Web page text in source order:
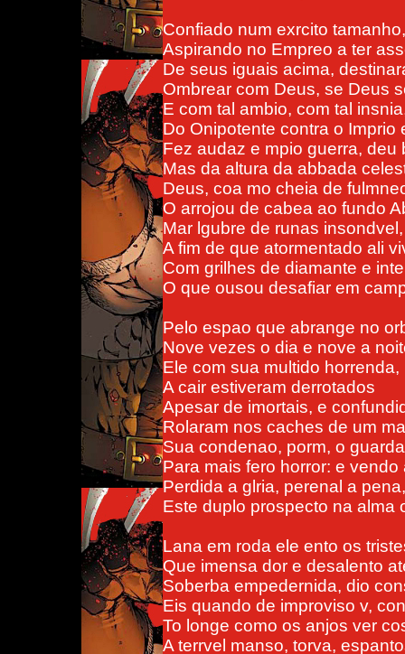
Confiado num exrcito tamanho,
Aspirando no Empreo a ter
De seus iguais acima,
Ombrear com Deus, se Deus
E com tal ambio, com tal
Do Onipotente contra o Imprio
Fez audaz e mpio guerra, deu
Mas da altura da abbada
Deus, coa mo cheia de
O arrojou de cabea ao fundo
Mar lgubre de runas insondvel,
A fim de que atormentado ali
Com grilhes de diamante e
O que ousou desafiar em
Pelo espao que abrange no
Nove vezes o dia e nove a
Ele com sua multido horrenda,
A cair estiveram derrotados
Apesar de imortais, e
Rolaram nos caches de um
Sua condenao, porm, o guarda
Para mais fero horror: e vendo
Perdida a glria, perenal a pena,
Este duplo prospecto na alma
Lana em roda ele ento os
Que imensa dor e desalento
Soberba empedernida, dio
Eis quando de improviso v,
To longe como os anjos ver
A terrvel manso, torva,